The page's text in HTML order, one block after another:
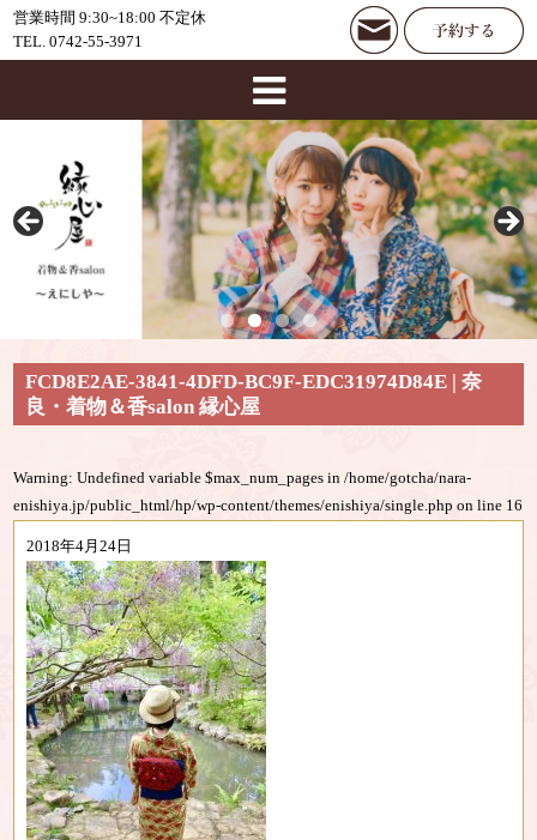
営業時間 9:30~18:00 不定休
TEL. 0742-55-3971
FCD8E2AE-3841-4DFD-BC9F-EDC31974D84E | 奈
良・着物＆香salon 縁心屋
Warning: Undefined variable $max_num_pages in/home/gotcha/nara-
enishiya.jp/public_html/hp/wp-content/themes/enishiya/single.php on line 16
2018年4月24日